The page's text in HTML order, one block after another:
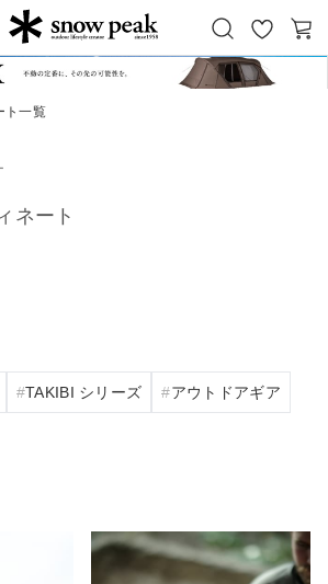
Snow Peak
お
気
カ
ト一覧
ネート
TAKIBI シリーズ アウトドアギア